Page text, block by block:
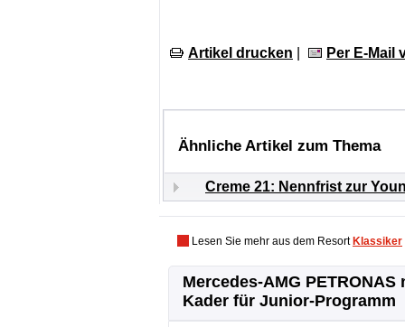
Artikel drucken Per E-Mail
Ähnliche Artikel zum Thema
Creme 21: Nennfrist zur
Lesen Sie mehr aus dem Resort Klassiker
Mercedes-AMG PETRONAS
Kader für Junior-Programm